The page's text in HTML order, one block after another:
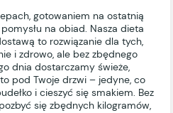
gotowaniem na ostatnią
na obiad. Nasza dieta
to rozwiązanie dla tych,
i zdrowo, ale bez zbędnego
dnia dostarczamy świeże,
pod Twoje drzwi – jedyne, co
i cieszyć się smakiem. Bez
się zbędnych kilogramów,